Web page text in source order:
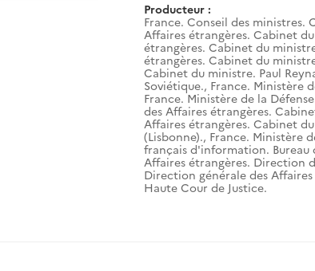
Producteur :
France. Conseil des ministres.
Affaires étrangères. Cabinet
étrangères. Cabinet du
étrangères. Cabinet du
Cabinet du ministre. Paul
Soviétique., France. Ministère
France. Ministère de la
des Affaires étrangères.
Affaires étrangères. Cabinet
(Lisbonne)., France. Ministère
français d'information. Bureau
Affaires étrangères. Direction
Direction générale des
Haute Cour de Justice.